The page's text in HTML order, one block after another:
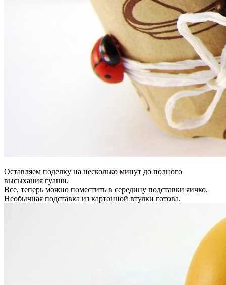
Оставляем поделку на несколько минут до полного
высыхания гуаши.
Все, теперь можно поместить в середину подставки яичко.
Необычная подставка из картонной втулки готова.